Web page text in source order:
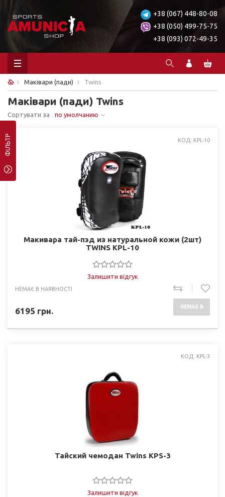
+38 (067) 448-80-08
+38 (050) 499-75-75
+38 (093) 072-49-35
Маківари (пади) Twins
Маківари (пади) Twins
Сортувати за по умолчанию
ФІЛЬТР КОД: KPL-10
Макивара тай-пэд из натуральной кожи (2шт)
TWINS KPL-10
Залишити відгук
НЕМАЄ В НАЯВНОСТІ
6195 грн. НЕМАЄ В
КОД: KPL-3
Тайский чемодан Twins KPS-3
Залишити відгук